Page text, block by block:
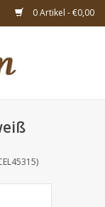
0 Artikel - €0,00